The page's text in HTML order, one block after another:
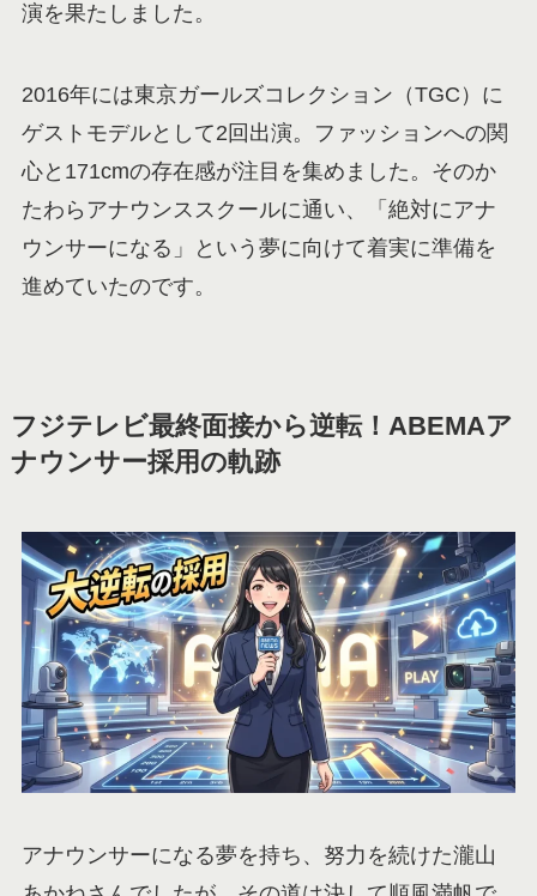
演を果たしました。
2016年には東京ガールズコレクション（TGC）に
ゲストモデルとして2回出演。ファッションへの関
心と171cmの存在感が注目を集めました。そのか
たわらアナウンススクールに通い、「絶対にアナ
ウンサーになる」という夢に向けて着実に準備を
進めていたのです。
フジテレビ最終面接から逆転！ABEMAア
ナウンサー採用の軌跡
アナウンサーになる夢を持ち、努力を続けた瀧山